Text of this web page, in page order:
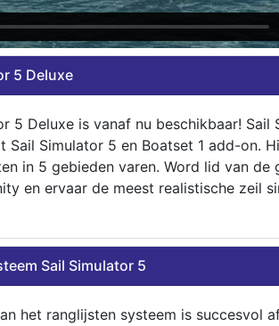
5 Deluxe
5 Deluxe is vanaf nu beschikbaar! Sail
Sail Simulator 5 en Boatset 1 add-on.
in 5 gebieden varen. Word lid van de
en ervaar de meest realistische zeil
Sail Simulator 5
het ranglijsten systeem is succesvol